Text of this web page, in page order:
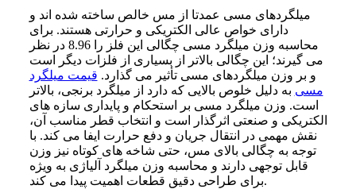
میلگردهای مسی عمدتا از مس خالص ساخته شده اند و
دارای خواص عالی الکتریکی و حرارتی هستند. برای
محاسبه وزن میلگرد مسی چگالی این فلز را 8.96 در نظر
می گیرند؛ این چگالی بالاتر از بسیاری از فلزات دیگر است
و بر وزن میلگردهای مسی تأثیر می گذارد. قیمت میلگرد
مسی به دلیل خلوص بالایی که دارد از میلگرد برنجی، بالاتر
است. وزن میلگرد مسی بر استحکام و پایداری سازه‌ های
الکتریکی و صنعتی اثرگذار است و انتخاب قطر مناسب آن،
نقش مهمی در انتقال جریان و دفع حرارت ایفا می‌ کند. با
توجه به چگالی بالای مس، حتی شاخه‌ های کوتاه نیز وزن
قابل توجهی دارند و محاسبه وزن میلگرد آلیاژی به ویژه
برای طراحی دقیق قطعات اهمیت پیدا می‌ کند.